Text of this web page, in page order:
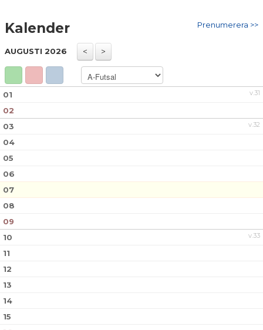
KONTAKT
Prenumerera >>
Kalender
AUGUSTI 2026
v.31
01
02
v.32
03
04
05
06
07
08
09
v.33
10
11
12
13
14
15